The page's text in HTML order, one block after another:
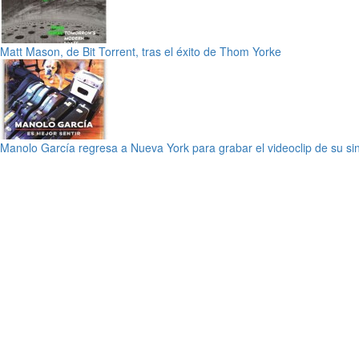
Matt Mason, de Bit Torrent, tras el éxito de Thom Yorke
Manolo García regresa a Nueva York para grabar el videoclip de su